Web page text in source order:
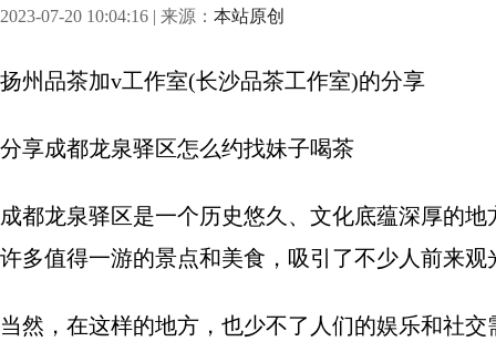
2023-07-20 10:04:16 | 来源： 本站原创
扬州品茶加v工作室(长沙品茶工作室)的分享
分享成都龙泉驿区怎么约找妹子喝茶
成都龙泉驿区是一个历史悠久、文化底蕴深厚的
许多值得一游的景点和美食，吸引了不少人前来观
当然，在这样的地方，也少不了人们的娱乐和社